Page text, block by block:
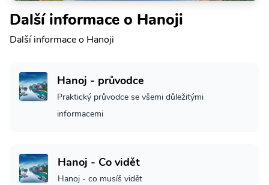
Další informace o Hanoji
Další informace o Hanoji
Hanoj - průvodce
Praktický průvodce se všemi důležitými
informacemi
Hanoj - Co vidět
Hanoj - co musíš vidět